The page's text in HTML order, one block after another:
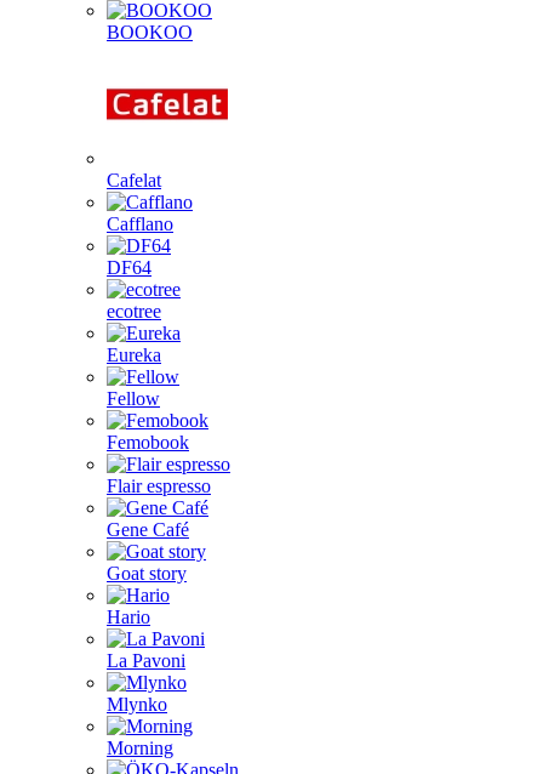
BOOKOO
Cafelat
Cafflano
DF64
ecotree
Eureka
Fellow
Femobook
Flair espresso
Gene Café
Goat story
Hario
La Pavoni
Mlynko
Morning